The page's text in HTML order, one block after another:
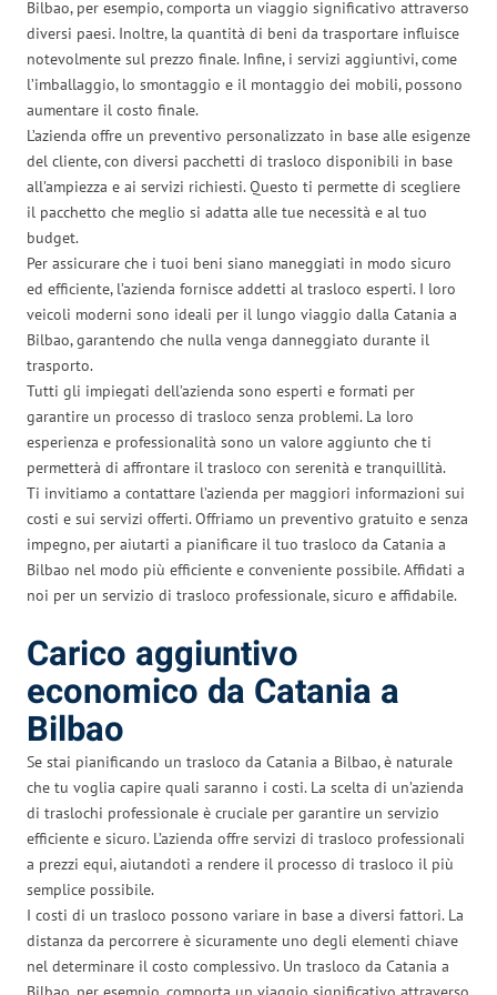
Bilbao, per esempio, comporta un viaggio significativo attraverso
diversi paesi. Inoltre, la quantità di beni da trasportare influisce
notevolmente sul prezzo finale. Infine, i servizi aggiuntivi, come
l’imballaggio, lo smontaggio e il montaggio dei mobili, possono
aumentare il costo finale.
L’azienda offre un preventivo personalizzato in base alle esigenze
del cliente, con diversi pacchetti di trasloco disponibili in base
all’ampiezza e ai servizi richiesti. Questo ti permette di scegliere
il pacchetto che meglio si adatta alle tue necessità e al tuo
budget.
Per assicurare che i tuoi beni siano maneggiati in modo sicuro
ed efficiente, l’azienda fornisce addetti al trasloco esperti. I loro
veicoli moderni sono ideali per il lungo viaggio dalla Catania a
Bilbao, garantendo che nulla venga danneggiato durante il
trasporto.
Tutti gli impiegati dell’azienda sono esperti e formati per
garantire un processo di trasloco senza problemi. La loro
esperienza e professionalità sono un valore aggiunto che ti
permetterà di affrontare il trasloco con serenità e tranquillità.
Ti invitiamo a contattare l’azienda per maggiori informazioni sui
costi e sui servizi offerti. Offriamo un preventivo gratuito e senza
impegno, per aiutarti a pianificare il tuo trasloco da Catania a
Bilbao nel modo più efficiente e conveniente possibile. Affidati a
noi per un servizio di trasloco professionale, sicuro e affidabile.
Carico aggiuntivo
economico da Catania a
Bilbao
Se stai pianificando un trasloco da Catania a Bilbao, è naturale
che tu voglia capire quali saranno i costi. La scelta di un’azienda
di traslochi professionale è cruciale per garantire un servizio
efficiente e sicuro. L’azienda offre servizi di trasloco professionali
a prezzi equi, aiutandoti a rendere il processo di trasloco il più
semplice possibile.
I costi di un trasloco possono variare in base a diversi fattori. La
distanza da percorrere è sicuramente uno degli elementi chiave
nel determinare il costo complessivo. Un trasloco da Catania a